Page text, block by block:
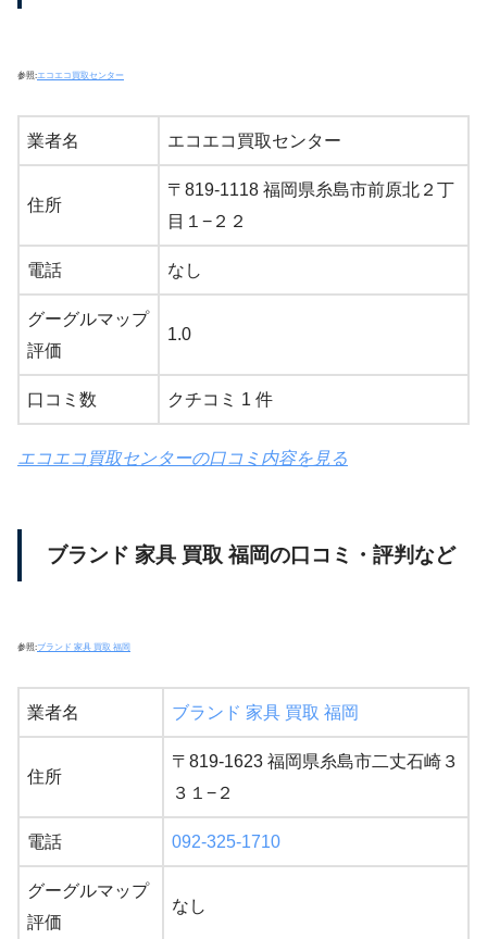
参照:エコエコ買取センター
業者名 エコエコ買取センター
住所
〒819-1118 福岡県糸島市前原北２丁
目１−２２
電話 なし
グーグルマップ
評価
1.0
口コミ数 クチコミ 1 件
エコエコ買取センターの口コミ内容を見る
ブランド 家具 買取 福岡の口コミ・評判など
参照:ブランド 家具 買取 福岡
業者名 ブランド 家具 買取 福岡
住所
〒819-1623 福岡県糸島市二丈石崎３
３１−２
電話 092-325-1710
グーグルマップ
評価
なし